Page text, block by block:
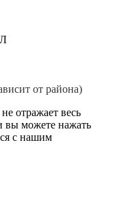
от района)
отражает весь
вы можете нажать
с нашим